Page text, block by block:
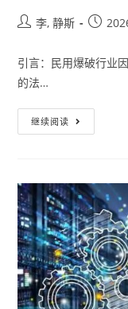
李, 静斯
引言：民用爆破行业
的法…
继续阅读